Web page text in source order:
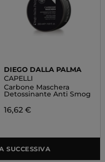
DIEGO DALLA PALMA
CAPELLI
Carbone Maschera
Detossinante Anti Smog
16,62 €
SUCCESSIVA